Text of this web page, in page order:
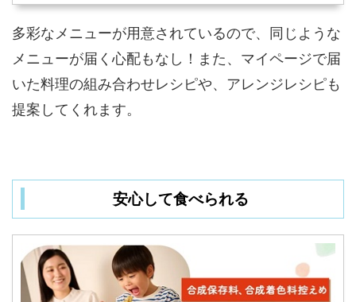
多彩なメニューが用意されているので、同じような
メニューが届く心配もなし！また、マイページで届
いた料理の組み合わせレシピや、アレンジレシピも
提案してくれます。
安心して食べられる